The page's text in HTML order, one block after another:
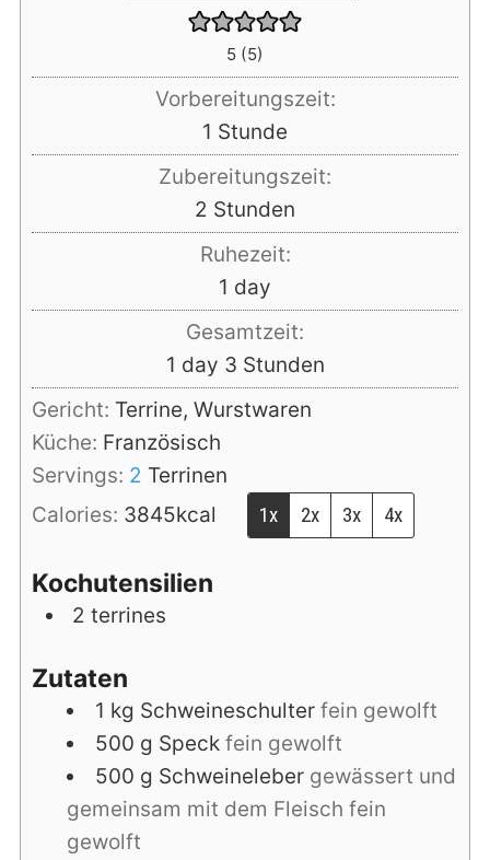
5 (5)
Vorbereitungszeit:
1 Stunde
Stunde
Zubereitungszeit:
2 Stunden
Stunden
Ruhezeit:
1 day
day
Gesamtzeit:
1 day
day 3Stunden
Stunden
Gericht: Terrine, Wurstwaren
Küche: Französisch
Servings: 2 Terrinen
Calories: 3845kcal 1x 2x 3x 4x
Kochutensilien
2 terrines
Zutaten
1 kg Schweineschulter fein gewolft
500 g Speck fein gewolft
500 g Schweineleber gewässert und
gemeinsam mit dem Fleisch fein
gewolft